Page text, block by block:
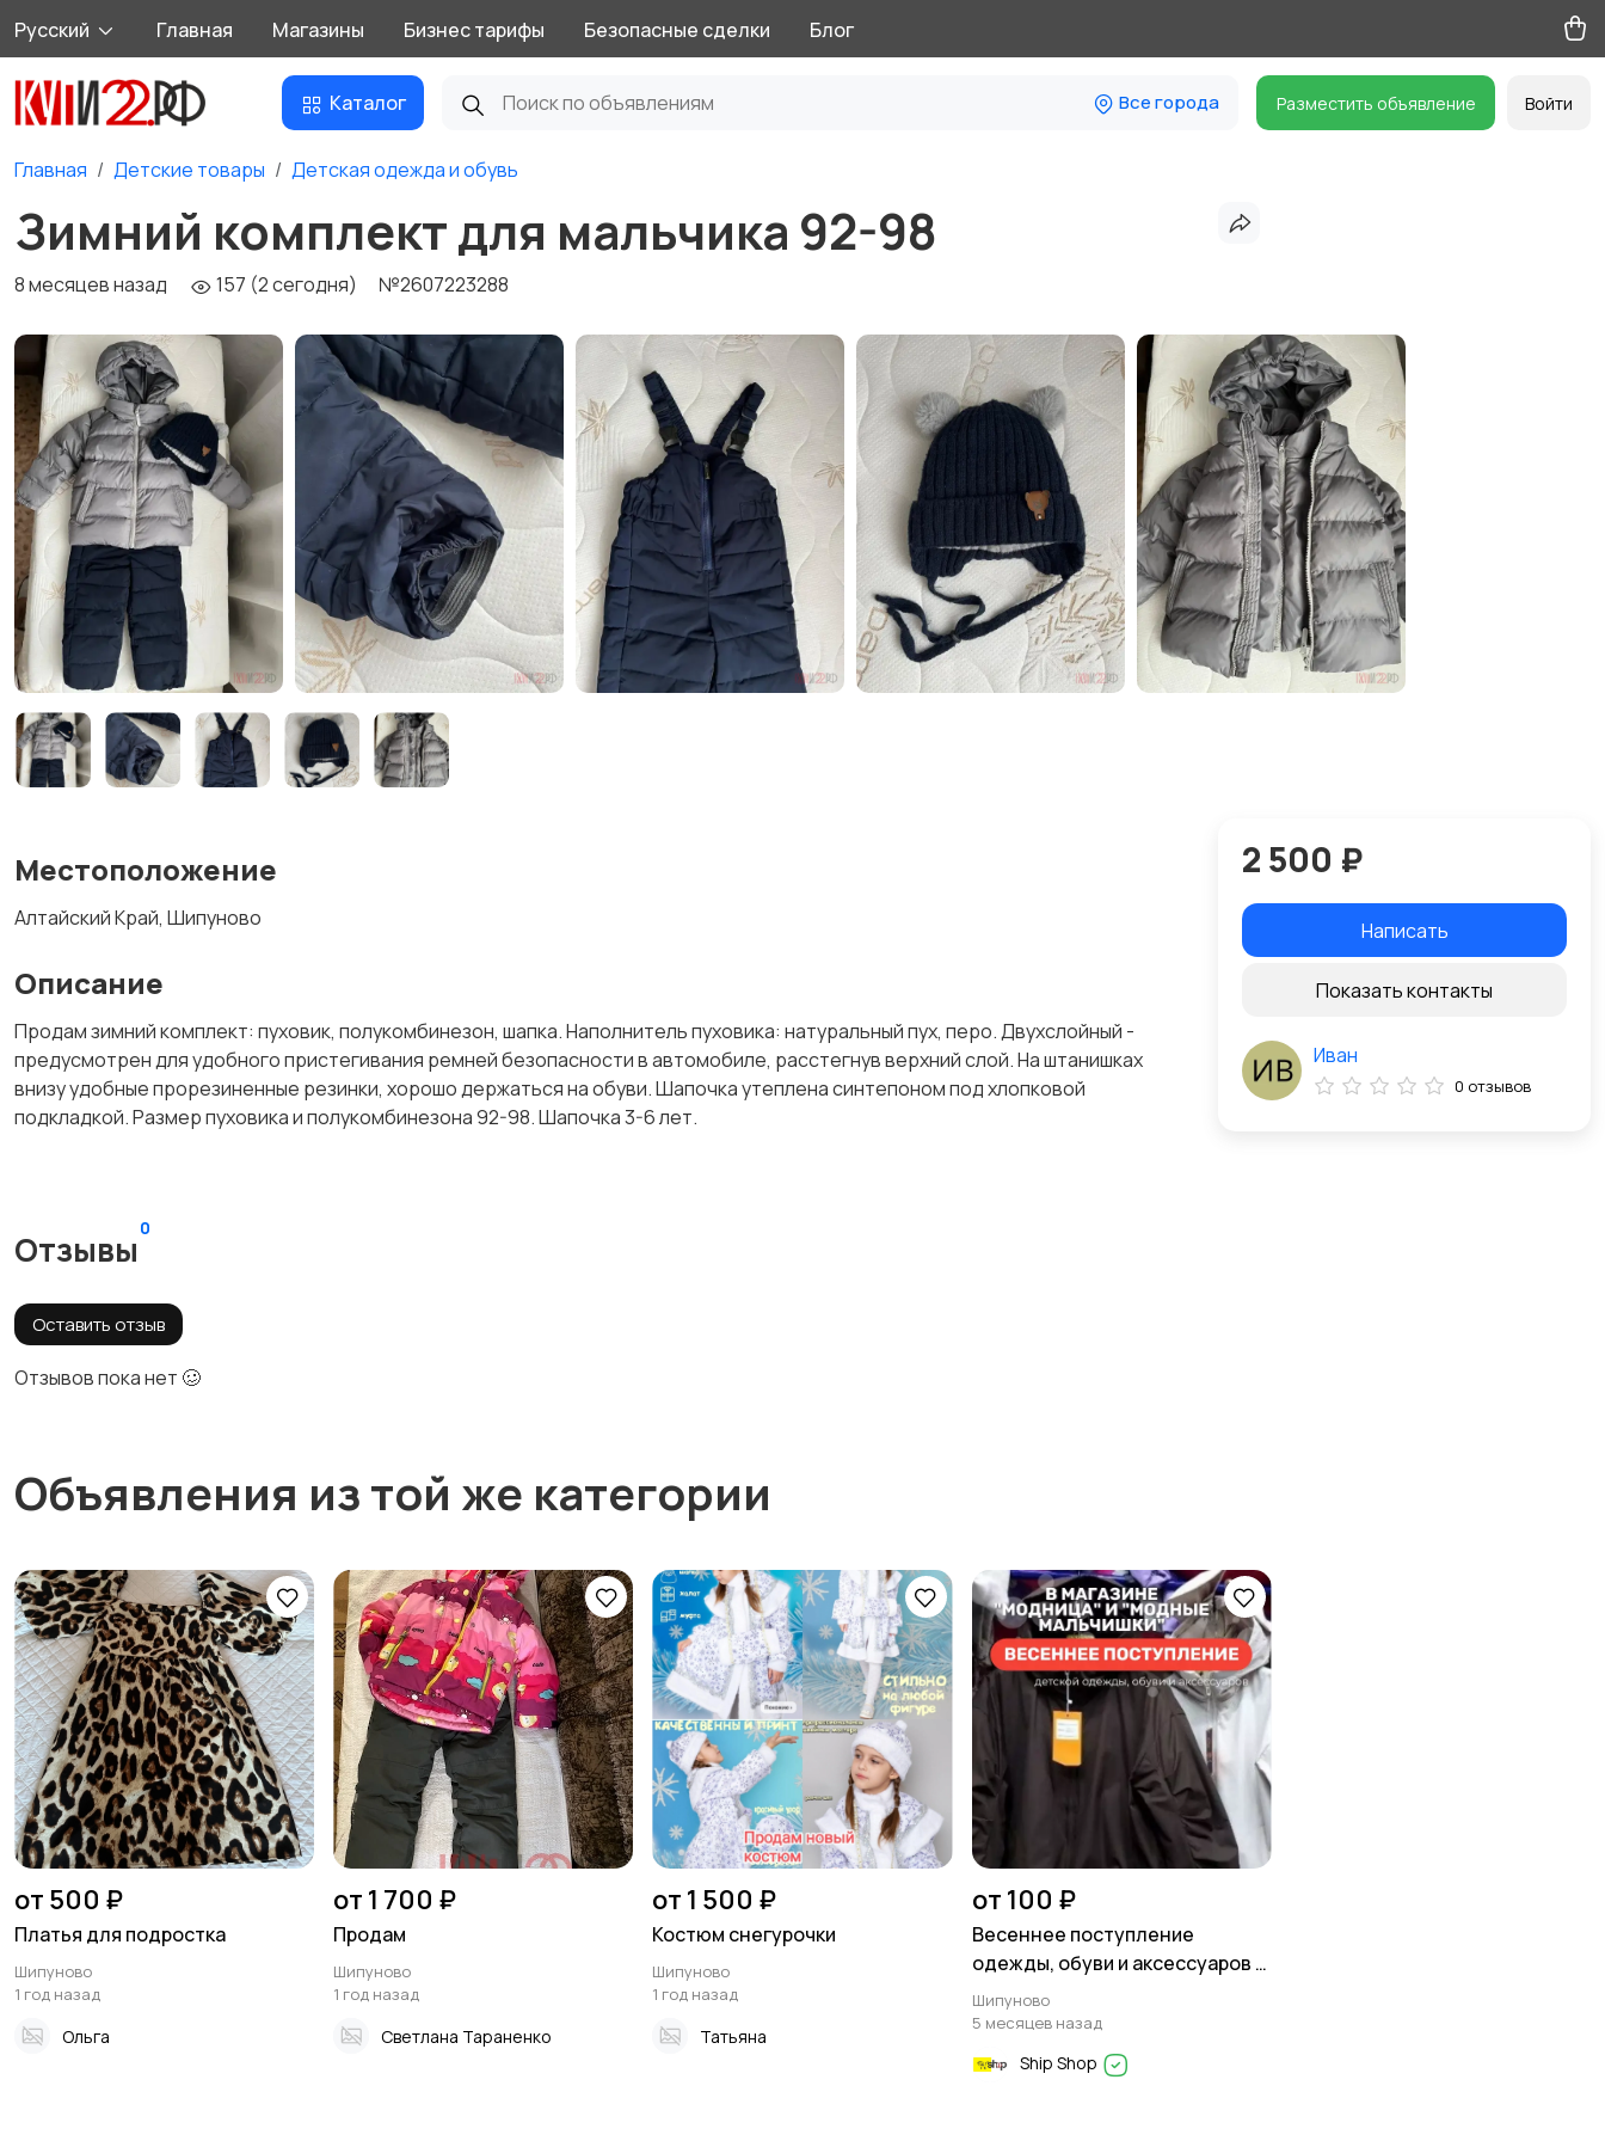
Русский Главная Магазины Бизнес тарифы Безопасные сделки Блог
Каталог Все города Разместить объявление Войти
Главная Детские товары Детская одежда и обувь
Зимний комплект для мальчика 92-98
8 месяцев назад 157 (2 сегодня) №2607223288
Местоположение
Алтайский Край, Шипуново
Описание
Продам зимний комплект: пуховик, полукомбинезон, шапка. Наполнитель пуховика: натуральный пух, перо. Двухслойный -
предусмотрен для удобного пристегивания ремней безопасности в автомобиле, расстегнув верхний слой. На штанишках
внизу удобные прорезиненные резинки, хорошо держаться на обуви. Шапочка утеплена синтепоном под хлопковой
подкладкой. Размер пуховика и полукомбинезона 92-98. Шапочка 3-6 лет.
Отзывы
0
Оставить отзыв
Отзывов пока нет 🥴
2 500 ₽
Написать
Показать контакты
Иван
0 отзывов
Объявления из той же категории
от 500 ₽
Платья для подростка
Шипуново
1 год назад
Ольга
от 1 700 ₽
Продам
Шипуново
1 год назад
Светлана Тараненко
от 1 500 ₽
Костюм снегурочки
Шипуново
1 год назад
Татьяна
от 100 ₽
Весеннее поступление
одежды, обуви и аксессуаров в
магазинах Модница и Модные
Мальчишки
Шипуново
5 месяцев назад
Ship Shop